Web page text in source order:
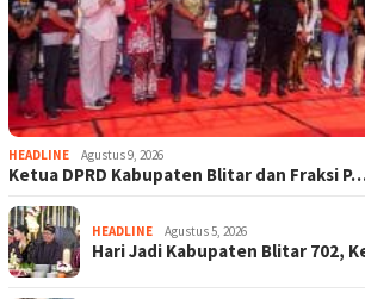
HEADLINE Agustus 9, 2026
Ketua DPRD Kabupaten Blitar dan Fraksi
HEADLINE Agustus 5, 2026
Hari Jadi Kabupaten Blitar 702,